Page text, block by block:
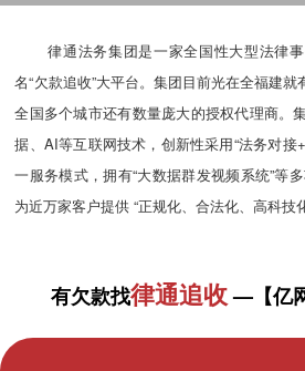
律通法务集团是一家全国性大型法律
名“欠款追收”大平台。集团目前光在全福建
全国多个城市还有数量庞大的授权代理商。
据、AI等互联网技术，创新性采用“法务对接
一服务模式，拥有“大数据群发视频系统”等
为近万家客户提供 “正规化、合法化、高科技
有欠款找律通追收—【亿